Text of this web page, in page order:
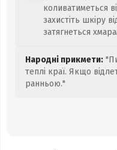
коливатиметься
захистіть шкіру
затягнеться
Народні прикмети:
теплі краї. Якщо
ранньою."